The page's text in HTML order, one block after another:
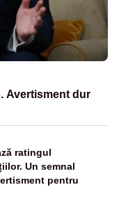
Avertisment dur
ratingul
Un semnal
pentru